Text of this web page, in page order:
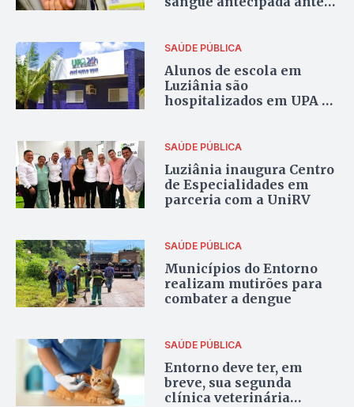
SAÚDE PÚBLICA
Alunos de escola em
Luziânia são
hospitalizados em UPA do
SAÚDE PÚBLICA
Luziânia inaugura Centro
de Especialidades em
parceria com a UniRV
SAÚDE PÚBLICA
Municípios do Entorno
realizam mutirões para
combater a dengue
SAÚDE PÚBLICA
Entorno deve ter, em
breve, sua segunda
clínica veterinária